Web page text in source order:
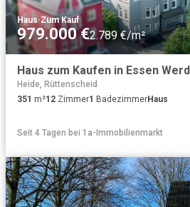
Haus·Zum Kauf
979.000 €2.789 €/m²
Heide, Rüttenscheid
351 m²12 Zimmer1 BadezimmerHaus
Seit 4 Tagen bei 1a-Immobilienmarkt